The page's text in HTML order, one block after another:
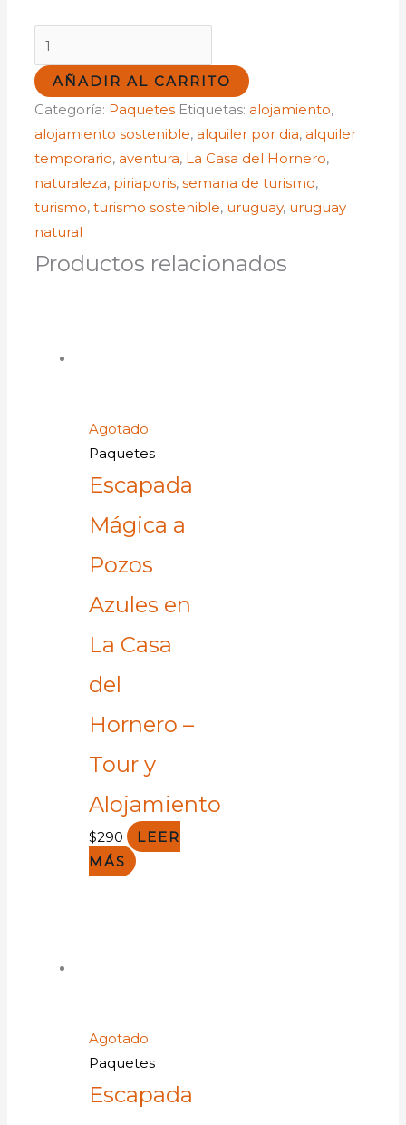
🔥
Vacaciones
de
Julio
en
Piriápolis:
Tu
Escapada
Ideal
en
Hornero
AÑADIR AL CARRITO
Categoría: Paquetes Etiquetas: alojamiento,
alojamiento sostenible, alquiler por dia, alquiler
temporario, aventura, La Casa del Hornero,
naturaleza, piriaporis,semana de turismo,
turismo,turismo sostenible, uruguay, uruguay
natural
Productos relacionados
Agotado
Paquetes
Escapada
Mágica a
Pozos
Azules en
La Casa
del
Hornero –
Tour y
Alojamiento
$290
LEER
MÁS
Agotado
Paquetes
Escapada